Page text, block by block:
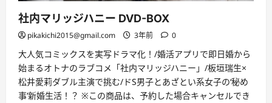
社内マリッジハニー DVD-BOX
pikakichi2015@gmail.com 3年前 0
大人気コミックスを実写ドラマ化！/婚活アプリで即日婚から
始まるオトナのラブコメ「社内マリッジハニー」/板垣瑞生×
松井愛莉ダブル主演で挑む/ドS男子とあざとい系女子の‘秘め
事’新婚生活！？ ※この商品は、予約した場合キャンセルでき